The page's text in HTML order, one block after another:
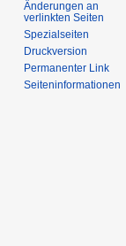
Änderungen an
verlinkten Seiten
Spezialseiten
Druckversion
Permanenter Link
Seiten­­informationen